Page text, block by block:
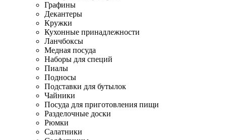
Графины
Декантеры
Кружки
Кухонные принадлежности
Ланчбоксы
Медная посуда
Наборы для специй
Пиалы
Подносы
Подставки для бутылок
Чайники
Посуда для приготовления пищи
Разделочные доски
Рюмки
Салатники